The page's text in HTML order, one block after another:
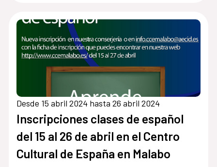
Desde 15 abril 2024 hasta 26 abril 2024
Inscripciones clases de español
del 15 al 26 de abril en el Centro
Cultural de España en Malabo